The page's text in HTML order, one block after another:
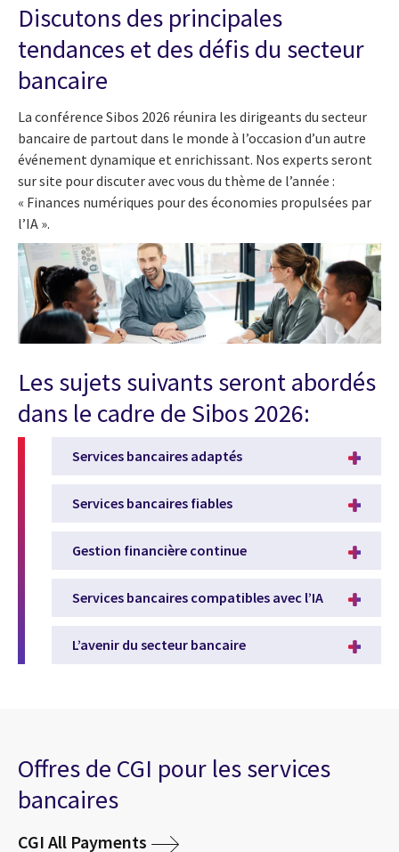
Discutons des principales
tendances et des défis du secteur
bancaire
La conférence Sibos 2026 réunira les dirigeants du secteur
bancaire de partout dans le monde à l’occasion d’un autre
événement dynamique et enrichissant. Nos experts seront
sur site pour discuter avec vous du thème de l’année :
« Finances numériques pour des économies propulsées par
l’IA ».
Les sujets suivants seront abordés
dans le cadre de Sibos 2026:
Services bancaires adaptés
Services bancaires fiables
Gestion financière continue
Services bancaires compatibles avec l’IA
L’avenir du secteur bancaire
Offres de CGI pour les services
bancaires
CGI All Payments